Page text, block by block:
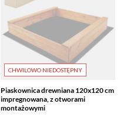
CHWILOWO NIEDOSTĘPNY
Piaskownica drewniana 120x120 cm
impregnowana, z otworami
montażowymi